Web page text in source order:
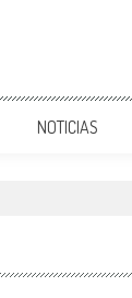
NOTICIAS